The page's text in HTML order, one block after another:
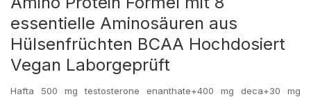
essentielle Aminosäuren aus
Hülsenfrüchten BCAA Hochdosiert
Vegan Laborgeprüft
Hafta 500 mg testosterone enanthate+400 mg deca+30 mg